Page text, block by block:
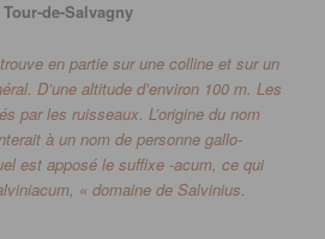
Tour-de-Salvagny
en partie sur une colline et sur un
D’une altitude d’environ 100 m. Les
par les ruisseaux. L’origine du nom
à un nom de personne gallo-
est apposé le suffixe -acum, ce qui
, « domaine de Salvinius.